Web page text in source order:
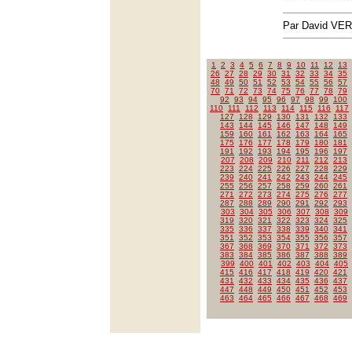
Par David
1 2 3 4 5 6 7 8 9 10 11 12
13
26
27 28 29 30 31 32 33 34 35
48
49 50 51 52 53 54 55 56
57
70 71 72 73 74 75 76 77 78
79
92
93 94 95 96 97 98 99
100
110
111 112 113 114 115 116
117
127
128 129 130 131 132
133
143
144 145 146 147 148
149
159
160 161 162 163 164
165
175
176 177 178 179 180
181
191
192 193 194 195 196
197
207
208 209 210 211 212
213
223
224 225 226 227 228
229
239
240 241 242 243 244 245
255
256 257 258 259 260 261
271
272 273 274 275 276
277
287
288 289 290 291 292
293
303
304 305 306 307 308
309
319
320 321 322 323 324 325
335
336 337 338 339 340 341
351
352 353 354 355 356
357
367
368 369 370 371 372
373
383
384 385 386 387 388
389
399
400 401 402 403 404 405
415
416 417 418 419 420 421
431
432 433 434 435 436
437
447
448 449 450 451 452
453
463
464 465 466 467 468 469